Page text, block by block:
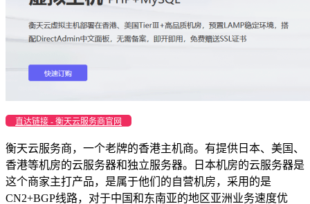
直达链接 - 衡天云服务商官网
衡天云服务商，一个老牌的香港主机商。有提供日本、美国、
香港等机房的云服务器和独立服务器。日本机房的云服务器是
这个商家主打产品，是属于他们的自营机房，采用的是
CN2+BGP线路，对于中国和东南亚的地区亚洲业务速度优